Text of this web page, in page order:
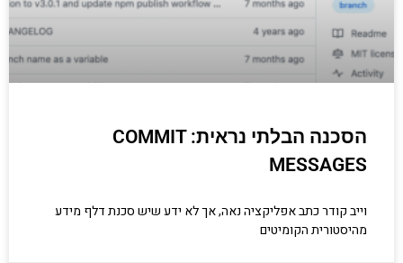
הסכנה הבלתי נראית: COMMIT
MESSAGES
וייב קודר כתב אפליקציה נאה, אך לא ידע שיש סכנת דלף מידע
מהיסטורית הקומיטים